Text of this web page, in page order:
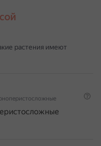
растения имеют